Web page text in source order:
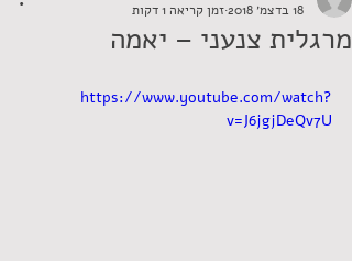
מרגלית צנעני – יאמה
18 בדצמ׳ 2018
זמן קריאה 1 דקות
https://www.youtube.com/watch?
v=J6jgjDeQv7U